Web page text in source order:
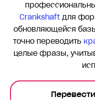
Crankshaftдля
обновляющейся
точно переводить
целые фразы,